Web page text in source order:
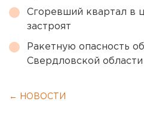
Сгоревший квартал в
застроят
Ракетную опасность
Свердловской области
← НОВОСТИ